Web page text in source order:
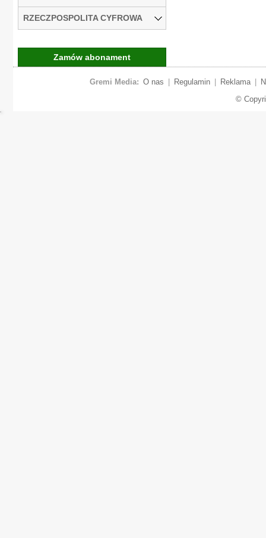
RZECZPOSPOLITA CYFROWA
Zamów abonament
Gremi Media: O nas Regulamin Reklama
©